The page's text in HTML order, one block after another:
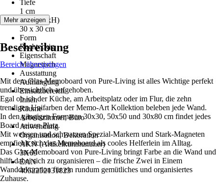
Tiefe
1 cm
Maße (BxH)
30 x 30 cm
Form
Rechteckig
Eigenschaft
Magnetisch
Ausstattung
Aufhängung
Einsatzbereich
Innen
Räume
Arbeitszimmer, Büro
Anwendung
Organisation, Dekoration
AKN (Artikelkurznummer)
3X69
EAN
4052252131823
Mehr anzeigen
Beschreibung
Bereich überspringen
Mit dem Glas-Memoboard von Pure-Living ist alles Wichtige perfekt
und übersichtlich aufgehoben.
Egal ob ich der Küche, am Arbeitsplatz oder im Flur, die zehn
trendigen Unifarben der Memo-Art Kollektion beleben jede Wand.
In den gängigen Formaten 30x30, 50x50 und 30x80 cm findet jedes
Board seinen Platz.
Mit weissen und schwarzen Spezial-Markern und Stark-Magneten
empfiehlt sich das Memoboard als cooles Helferlein im Alltag.
Das Glas-Memoboard von Pure-Living bringt Farbe an die Wand und
hilft dabei sich zu organisieren – die frische Zwei in Einem
Wanddekoration für ein rundum gemütliches und organisiertes
Zuhause.